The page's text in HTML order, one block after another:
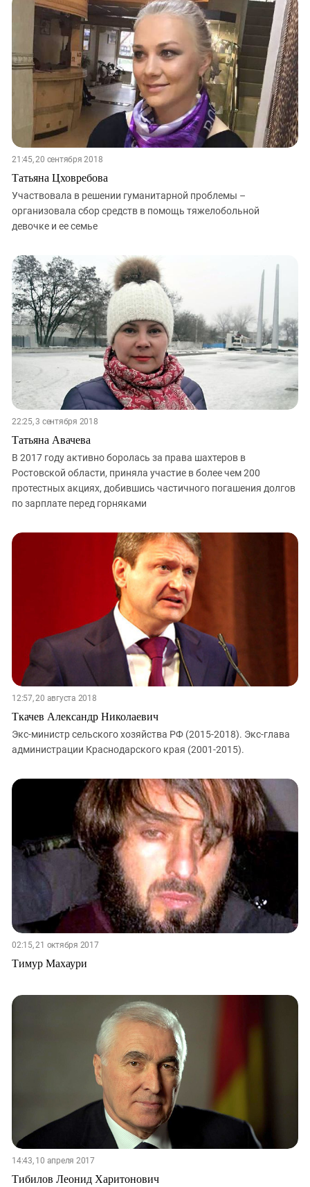
21:45, 20 сентября 2018
Татьяна Цховребова
Участвовала в решении гуманитарной проблемы –
организовала сбор средств в помощь тяжелобольной
девочке и ее семье
22:25, 3 сентября 2018
Татьяна Авачева
В 2017 году активно боролась за права шахтеров в
Ростовской области, приняла участие в более чем 200
протестных акциях, добившись частичного погашения долгов
по зарплате перед горняками
12:57, 20 августа 2018
Ткачев Александр Николаевич
Экс-министр сельского хозяйства РФ (2015-2018). Экс-глава
администрации Краснодарского края (2001-2015).
02:15, 21 октября 2017
Тимур Махаури
14:43, 10 апреля 2017
Тибилов Леонид Харитонович